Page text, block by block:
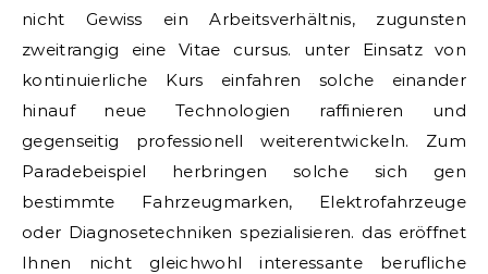
nicht Gewiss ein Arbeitsverhältnis, zugunsten
zweitrangig eine Vitae cursus. unter Einsatz von
kontinuierliche Kurs einfahren solche einander
hinauf neue Technologien raffinieren und
gegenseitig professionell weiterentwickeln. Zum
Paradebeispiel herbringen solche sich gen
bestimmte Fahrzeugmarken, Elektrofahrzeuge
oder Diagnosetechniken spezialisieren. das eröffnet
Ihnen nicht gleichwohl interessante berufliche